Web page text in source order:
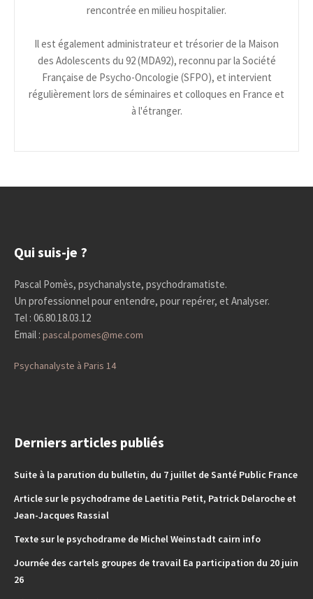
rencontrée en milieu hospitalier.
Il est également administrateur et trésorier de la Maison
des Adolescents du 92 (MDA92), reconnu par la Société
Française de Psycho-Oncologie (SFPO), et intervient
régulièrement lors de séminaires et colloques en France et
à l'étranger.
Qui suis-je ?
Pascal Pomès, psychanalyste, psychodramatiste.
Un professionnel pour entendre, pour repérer, et Analyser.
Tel : 06.80.18.03.12
Email :pascal.pomes@me.com
Psychanalyste à Paris 14
Derniers articles publiés
Suite à la parution du bulletin, du 7 juillet de Santé Public France
Article sur le psychodrame de Laetitia Petit, Patrick Delaroche et
Jean-Jacques Rassial
Texte sur le psychodrame de Michel Weinstadt cairn info
Journée des cartels groupes de travail Ea participation du 20 juin
26